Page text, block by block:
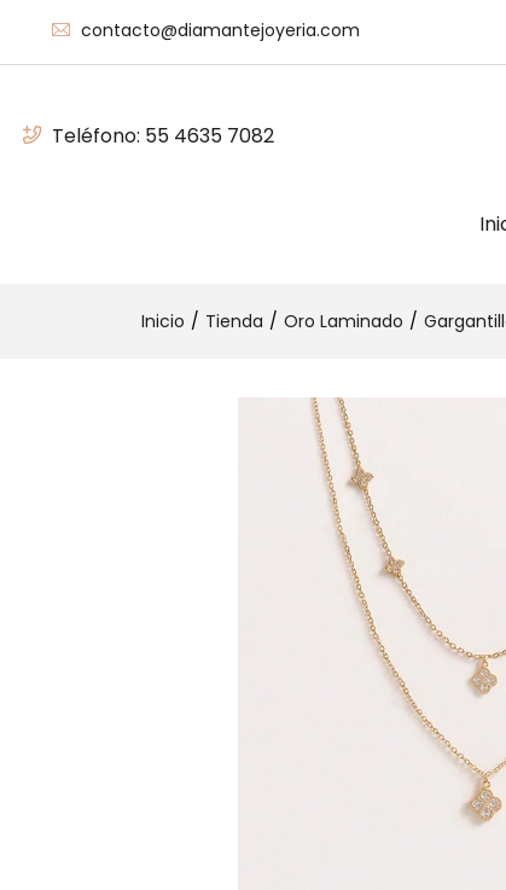
contacto@diamantejoyeria.com
Teléfono: 55 4635 7082
Inicio Tienda Oro Laminado